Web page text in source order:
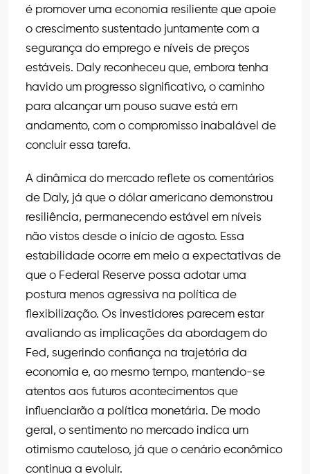
é promover uma economia resiliente que apoie
o crescimento sustentado juntamente com a
segurança do emprego e níveis de preços
estáveis. Daly reconheceu que, embora tenha
havido um progresso significativo, o caminho
para alcançar um pouso suave está em
andamento, com o compromisso inabalável de
concluir essa tarefa.
A dinâmica do mercado reflete os comentários
de Daly, já que o dólar americano demonstrou
resiliência, permanecendo estável em níveis
não vistos desde o início de agosto. Essa
estabilidade ocorre em meio a expectativas de
que o Federal Reserve possa adotar uma
postura menos agressiva na política de
flexibilização. Os investidores parecem estar
avaliando as implicações da abordagem do
Fed, sugerindo confiança na trajetória da
economia e, ao mesmo tempo, mantendo-se
atentos aos futuros acontecimentos que
influenciarão a política monetária. De modo
geral, o sentimento no mercado indica um
otimismo cauteloso, já que o cenário econômico
continua a evoluir.